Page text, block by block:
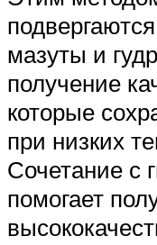
мазуты и
получение
которые
при низких
Сочетание с
помогает